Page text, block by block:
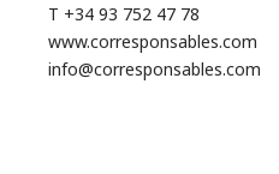
T +34 93 752 47 78
www.corresponsables.com
info@corresponsables.com